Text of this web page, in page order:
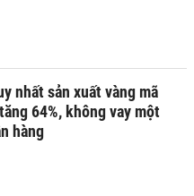
nhất sản xuất vàng mã
64%, không vay một
hàng